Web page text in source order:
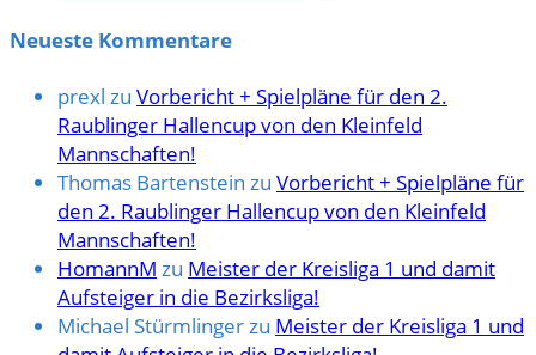
Neueste Kommentare
prexl zu Vorbericht + Spielpläne für den 2.
Raublinger Hallencup von den Kleinfeld
Mannschaften!
Thomas Bartenstein zu Vorbericht + Spielpläne für
den 2. Raublinger Hallencup von den Kleinfeld
Mannschaften!
HomannM zu Meister der Kreisliga 1 und damit
Aufsteiger in die Bezirksliga!
Michael Stürmlinger zu Meister der Kreisliga 1 und